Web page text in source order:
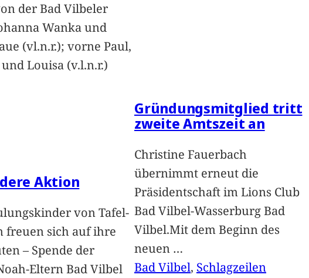
der Bad Vilbeler
Wanka und
(vl.n.r.); vorne Paul,
Louisa (v.l.n.r.)
Aktion
von Tafel-
freuen sich auf ihre
– Spende der
Eltern Bad Vilbel
Gründungsmitglied tritt
zweite Amtszeit an
Christine Fauerbach
übernimmt erneut die
Präsidentschaft im Lions Club
Bad Vilbel-Wasserburg Bad
Vilbel.Mit dem Beginn des
neuen …
Bad Vilbel, Schlagzeilen